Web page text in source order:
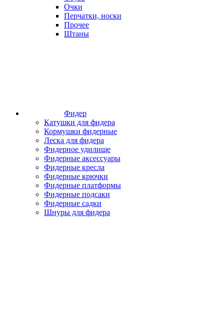
Очки
Перчатки, носки
Прочее
Штаны
Фидер
Катушки для фидера
Кормушки фидерные
Леска для фидера
Фидерное удилище
Фидерные аксессуары
Фидерные кресла
Фидерные крючки
Фидерные платформы
Фидерные подсаки
Фидерные садки
Шнуры для фидера